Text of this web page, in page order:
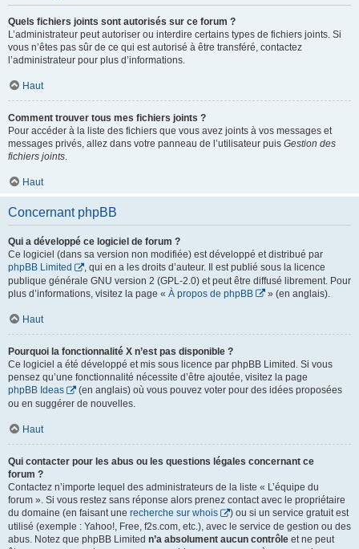
Quels fichiers joints sont autorisés sur ce forum ?
L’administrateur peut autoriser ou interdire certains types de fichiers joints. Si
vous n’êtes pas sûr de ce qui est autorisé à être transféré, contactez
l’administrateur pour plus d’informations.
Haut
Comment trouver tous mes fichiers joints ?
Pour accéder à la liste des fichiers que vous avez joints à vos messages et
messages privés, allez dans votre panneau de l’utilisateur puis Gestion des
fichiers joints.
Haut
Concernant phpBB
Qui a développé ce logiciel de forum ?
Ce logiciel (dans sa version non modifiée) est développé et distribué par
phpBB Limited
, qui en a les droits d’auteur. Il est publié sous la licence
publique générale GNU version 2 (GPL-2.0) et peut être diffusé librement. Pour
plus d’informations, visitez la page « À propos de phpBB » (en anglais).
Haut
Pourquoi la fonctionnalité X n’est pas disponible ?
Ce logiciel a été développé et mis sous licence par phpBB Limited. Si vous
pensez qu’une fonctionnalité nécessite d’être ajoutée, visitez la page
phpBB Ideas
(en anglais) où vous pouvez voter pour des idées proposées
ou en suggérer de nouvelles.
Haut
Qui contacter pour les abus ou les questions légales concernant ce
forum ?
Contactez n’importe lequel des administrateurs de la liste « L’équipe du
forum ». Si vous restez sans réponse alors prenez contact avec le propriétaire
du domaine (en faisant une recherche sur whois
) ou si un service gratuit est
utilisé (exemple : Yahoo!, Free, f2s.com, etc.), avec le service de gestion ou des
abus. Notez que phpBB Limited n’a absolument aucun contrôle et ne peut